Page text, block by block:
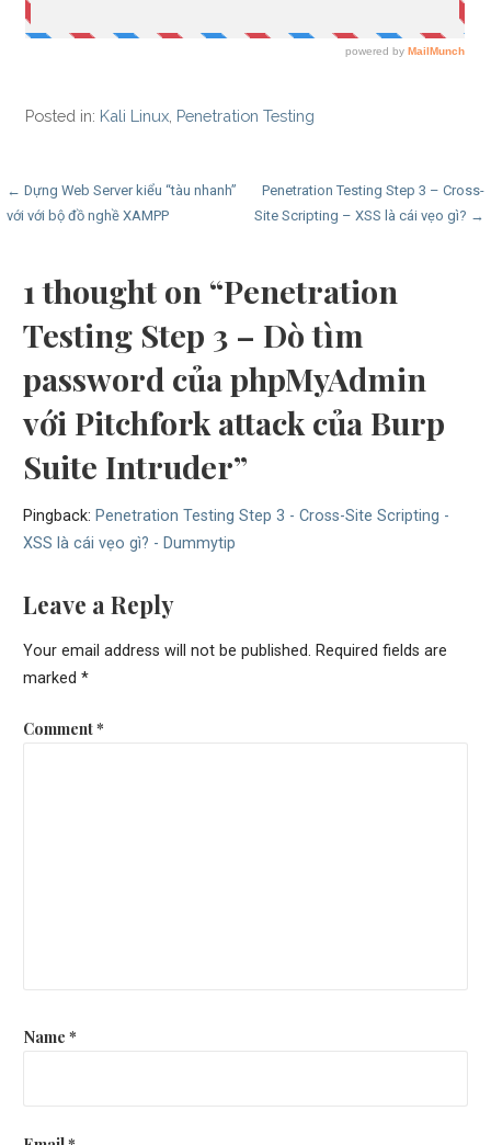
Posted in: Kali Linux Penetration Testing
Post
navigation
← Dựng Web Server kiểu “tàu nhanh”
với với bộ đồ nghề XAMPP
Penetration Testing Step 3 – Cross-
Site Scripting – XSS là cái vẹo gì? →
1 thought on “Penetration
Testing Step 3 – Dò tìm
password của phpMyAdmin
với Pitchfork attack của Burp
Suite Intruder”
Pingback: Penetration Testing Step 3 - Cross-Site Scripting -
XSS là cái vẹo gì? - Dummytip
Leave a Reply
Your email address will not be published. Required fields are
marked *
Comment*
Name *